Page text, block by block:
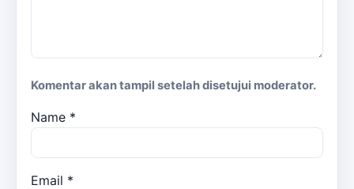
Komentar akan tampil setelah disetujui moderator.
Name *
Email *